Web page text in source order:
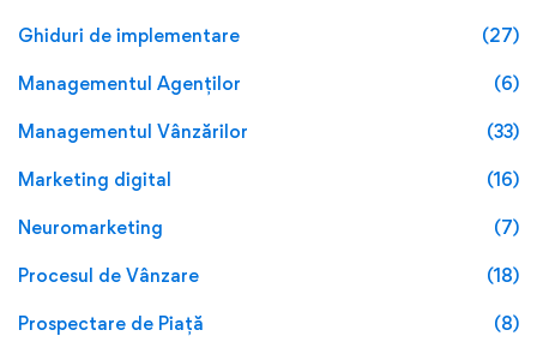
Ghiduri de implementare (27)
Managementul Agenților (6)
Managementul Vânzărilor (33)
Marketing digital (16)
Neuromarketing (7)
Procesul de Vânzare (18)
Prospectare de Piață (8)